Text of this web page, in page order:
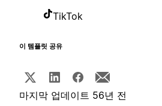
TikTok
이 템플릿 공유
마지막 업데이트 56년 전